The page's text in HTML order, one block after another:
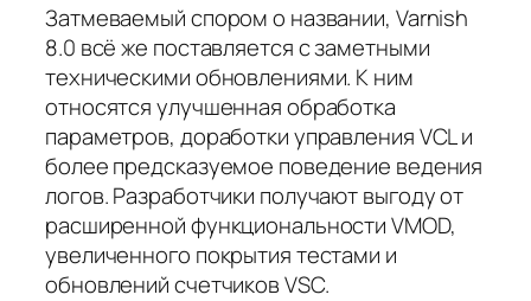
Затмеваемый спором о названии, Varnish
8.0 всё же поставляется с заметными
техническими обновлениями. К ним
относятся улучшенная обработка
параметров, доработки управления VCL и
более предсказуемое поведение ведения
логов. Разработчики получают выгоду от
расширенной функциональности VMOD,
увеличенного покрытия тестами и
обновлений счетчиков VSC.